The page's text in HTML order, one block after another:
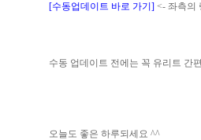
[수동업데이트 바로 가기] <- 좌측의
수동 업데이트 전에는 꼭 유리트 간
오늘도 좋은 하루되세요 ^^